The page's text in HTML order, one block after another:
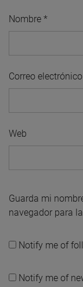
Nombre *
Correo electrónico
Web
Guarda mi
navegador para
Notify me of
Notify me of